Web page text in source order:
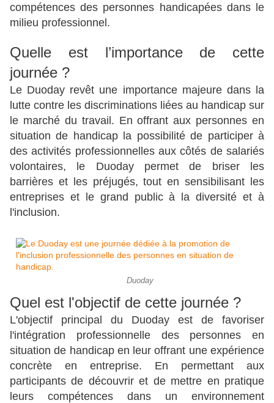
compétences des personnes handicapées dans le
milieu professionnel.
Quelle est l’importance de cette
journée ?
Le Duoday revêt une importance majeure dans la
lutte contre les discriminations liées au handicap sur
le marché du travail. En offrant aux personnes en
situation de handicap la possibilité de participer à
des activités professionnelles aux côtés de salariés
volontaires, le Duoday permet de briser les
barrières et les préjugés, tout en sensibilisant les
entreprises et le grand public à la diversité et à
l'inclusion.
Duoday
Quel est l'objectif de cette journée ?
L'objectif principal du Duoday est de favoriser
l'intégration professionnelle des personnes en
situation de handicap en leur offrant une expérience
concrète en entreprise. En permettant aux
participants de découvrir et de mettre en pratique
leurs compétences dans un environnement